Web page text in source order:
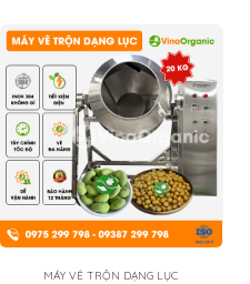
MÁY VÊ TRỘN DẠNG LỤC